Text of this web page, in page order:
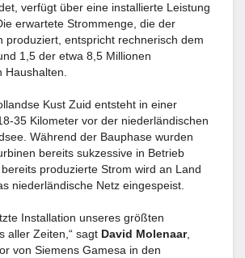
verfügt über eine installierte Leistung
erwartete Strommenge, die der
produziert, entspricht rechnerisch dem
1,5 der etwa 8,5 Millionen
Haushalten.
Kust Zuid entsteht in einer
35 Kilometer vor der niederländischen
Während der Bauphase wurden
bereits sukzessive in Betrieb
produzierte Strom wird an Land
niederländische Netz eingespeist.
Installation unseres größten
aller Zeiten,“ sagt David Molenaar,
von Siemens Gamesa in den